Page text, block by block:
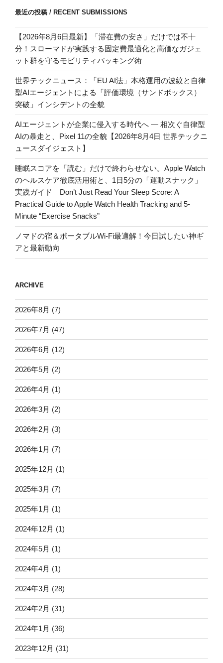
最近の投稿 / RECENT SUBMISSIONS
【2026年8月6日最新】「滞在費の安さ」だけでは不十
分！スローマドが実践する固定費最適化と高価なガジェ
ット群を守るモビリティパッキング術
世界テックニュース：「EU AI法」本格運用の波紋と自律
型AIエージェントによる「評価環境（サンドボックス）
突破」インシデントの全貌
AIエージェントが企業に侵入する時代へ — 相次ぐ自律型
AIの暴走と、Pixel 11の全貌【2026年8月4日 世界テックニ
ュースダイジェスト】
睡眠スコアを「読む」だけで終わらせない。Apple Watch
のヘルスケア徹底活用術と、1日5分の「運動スナック」
実践ガイド Don’t Just Read Your Sleep Score: A
Practical Guide to Apple Watch Health Tracking and 5-
Minute “Exercise Snacks”
ノマドの宿＆ポータブルWi-Fi最適解！今日試したい神ギ
アと最新動向
ARCHIVE
2026年8月 (7)
2026年7月 (47)
2026年6月 (12)
2026年5月 (2)
2026年4月 (1)
2026年3月 (2)
2026年2月 (3)
2026年1月 (7)
2025年12月 (1)
2025年3月 (7)
2025年1月 (1)
2024年12月 (1)
2024年5月 (1)
2024年4月 (1)
2024年3月 (28)
2024年2月 (31)
2024年1月 (36)
2023年12月 (31)